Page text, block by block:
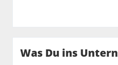
Was Du ins